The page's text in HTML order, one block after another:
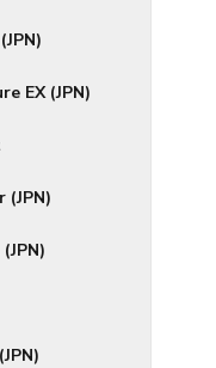
EX (JPN)
(JPN)